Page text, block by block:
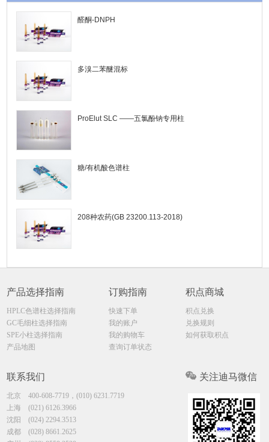
醛酮-DNPH
多溴二苯醚混标
ProElut SLC ——五氯酚钠专用柱
糖/有机酸色谱柱
208种农药(GB 23200.113-2018)
产品选择指南
HPLC色谱柱选择指南
GC毛细柱选择指南
SPE小柱选择指南
产品地图
订购指南
快速下单
我的账户
我的购物车
查询订单状态
积点商城
积点兑换
兑换规则
如何获取积点
联系我们
北京400-608-7719，(010) 6231.7719
上海(021) 6126.3966
沈阳(024) 2294.3513
成都(028) 8661.2625
关注迪马微信